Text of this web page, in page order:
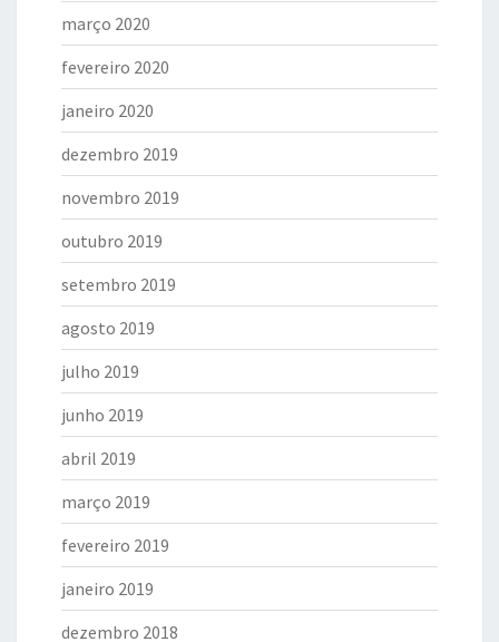
março 2020
fevereiro 2020
janeiro 2020
dezembro 2019
novembro 2019
outubro 2019
setembro 2019
agosto 2019
julho 2019
junho 2019
abril 2019
março 2019
fevereiro 2019
janeiro 2019
dezembro 2018